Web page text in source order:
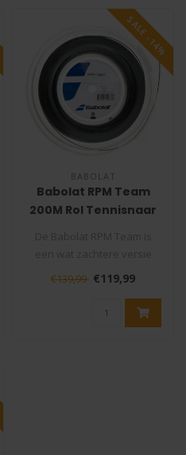
SALE -14%
BABOLAT
Babolat RPM Team
200M Rol Tennisnaar
van de RPM Blast waardoor
€139,99 €119,99